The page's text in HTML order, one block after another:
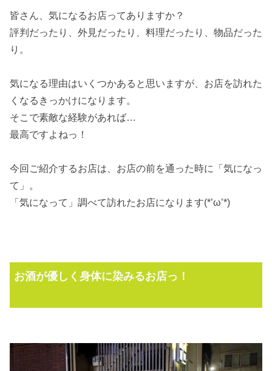
皆さん、気になるお店ってありますか？
評判だったり、外見だったり、料理だったり、物品だった
り。
気になる理由はいくつかあると思いますが、お店を訪れた
くなるきっかけになります。
そこで素敵な経験があれば…
最高ですよねっ！
今回ご紹介するお店は、お店の前を通った時に「気になっ
て」。
「気になって」調べて訪れたお店になります(*’ω’*)
お酒が優しく身体に染みるお店っ！